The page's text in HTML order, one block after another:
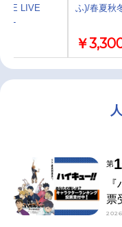
LIVE
-
ふ)/春夏秋
￥
第1
票